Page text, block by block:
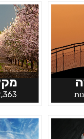
2,363